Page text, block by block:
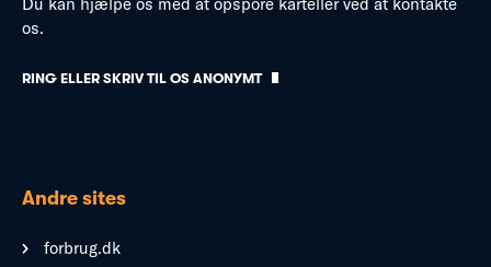
os.
RING ELLER SKRIV TIL OS ANONYMT
Andre sites
forbrug.dk